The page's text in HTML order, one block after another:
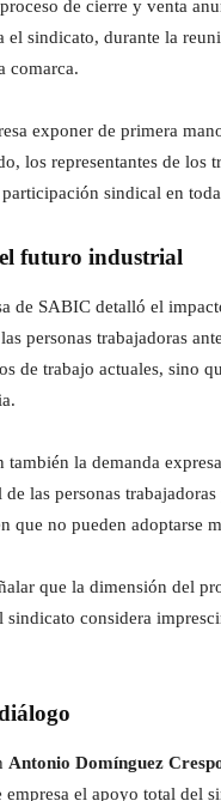
de cierre y venta
el sindicato, durante la
comarca.
exponer de primera
los representantes de
sindical en
futuro industrial
de SABIC detalló el
personas trabajadoras
de trabajo actuales, sino
también la demanda
las personas
que no pueden
que la dimensión del
considera
Antonio Domínguez
empresa el apoyo total